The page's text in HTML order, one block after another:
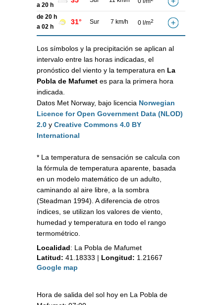
a 20 h
de 20 h
a 02 h
31° Sur 7 km/h 0 l/m2
Los símbolos y la precipitación se aplican al
intervalo entre las horas indicadas, el
pronóstico del viento y la temperatura en La
Pobla de Mafumet es para la primera hora
indicada.
Datos Met Norway, bajo licencia Norwegian
Licence for Open Government Data (NLOD)
2.0 y Creative Commons 4.0 BY
International
* La temperatura de sensación se calcula con
la fórmula de temperatura aparente, basada
en un modelo matemático de un adulto,
caminando al aire libre, a la sombra
(Steadman 1994). A diferencia de otros
índices, se utilizan los valores de viento,
humedad y temperatura en todo el rango
termométrico.
Localidad: La Pobla de Mafumet
Latitud: 41.18333 | Longitud: 1.21667
Google map
Hora de salida del sol hoy en La Pobla de